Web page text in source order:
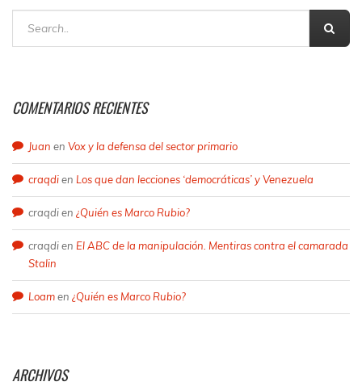
COMENTARIOS RECIENTES
Juan en Vox y la defensa del sector primario
craqdien Los que dan lecciones ‘democráticas’ y Venezuela
craqdien ¿Quién es Marco Rubio?
craqdien El ABC de la manipulación. Mentiras contra el camarada
Stalin
Loamen ¿Quién es Marco Rubio?
ARCHIVOS